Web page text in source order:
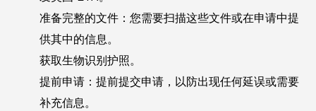
准备完整的文件：您需要扫描这些文件或在申请中提
供其中的信息。
获取生物识别护照。
提前申请：提前提交申请，以防出现任何延误或需要
补充信息。